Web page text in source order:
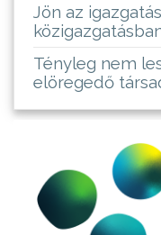
Jön az
Tényleg nem
elöregedő